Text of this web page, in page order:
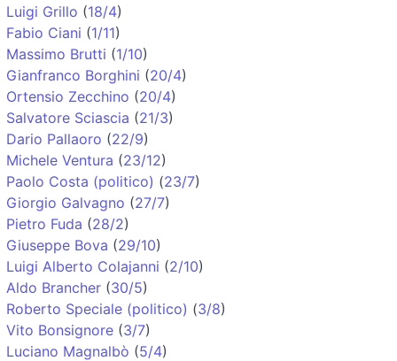
Luigi Grillo (18/4)
Fabio Ciani (1/11)
Massimo Brutti (1/10)
Gianfranco Borghini (20/4)
Ortensio Zecchino (20/4)
Salvatore Sciascia (21/3)
Dario Pallaoro (22/9)
Michele Ventura (23/12)
Paolo Costa (politico) (23/7)
Giorgio Galvagno (27/7)
Pietro Fuda (28/2)
Giuseppe Bova (29/10)
Luigi Alberto Colajanni (2/10)
Aldo Brancher (30/5)
Roberto Speciale (politico) (3/8)
Vito Bonsignore (3/7)
Luciano Magnalbò (5/4)